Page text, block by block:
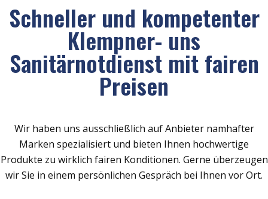
Schneller und kompetenter
Klempner- uns
Sanitärnotdienst mit fairen
Preisen
Wir haben uns ausschließlich auf Anbieter namhafter
Marken spezialisiert und bieten Ihnen hochwertige
Produkte zu wirklich fairen Konditionen. Gerne überzeugen
wir Sie in einem persönlichen Gespräch bei Ihnen vor Ort.